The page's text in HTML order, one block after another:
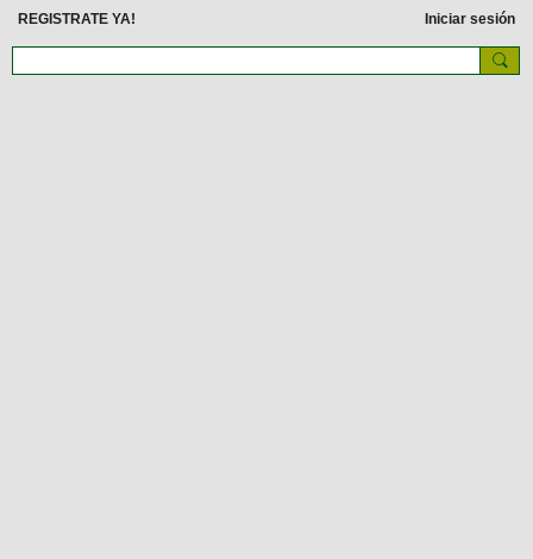
REGISTRATE YA! Iniciar sesión